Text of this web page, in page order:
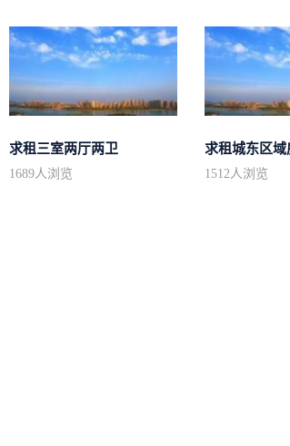
求租三室两厅两卫
1689人浏览 1512人浏览